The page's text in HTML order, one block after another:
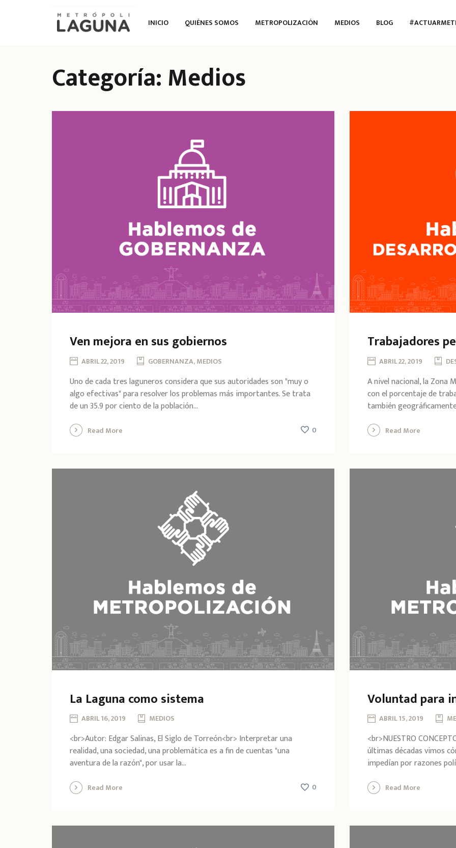
INICIO QUIÉNES SOMOS METROPOLIZACIÓN MEDIOS BLOG
Categoría: Medios
Ven mejora en sus gobiernos
ABRIL 22, 2019 GOBERNANZA, MEDIOS
Uno de cada tres laguneros considera que sus autoridades son "muy o
algo efectivas" para resolver los problemas más importantes. Se trata
de un 35.9 por ciento de la población...
Read More 0
Trabajadores
ABRIL 22, 2019
A nivel nacional, la Zona
con el porcentaje de
también
Read More
La Laguna como sistema
ABRIL 16, 2019 MEDIOS
<br>Autor: Edgar Salinas, El Siglo de Torreón<br> Interpretar una
realidad, una sociedad, una problemática es a fin de cuentas "una
aventura de la razón", por usar la...
Read More 0
Voluntad para
ABRIL 15, 2019
<br>NUESTRO
últimas décadas vimos
impedían por razones
Read More